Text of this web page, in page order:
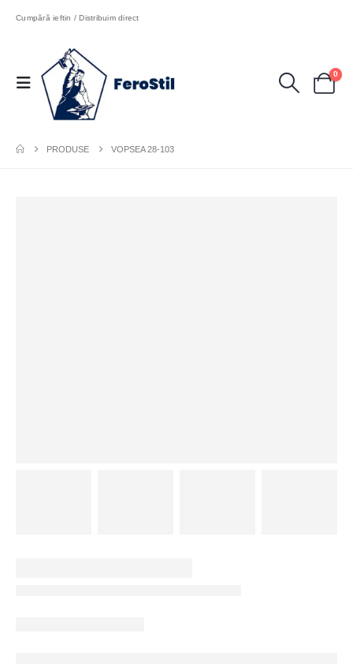
Cumpără ieftin / Distribuim direct
0
PRODUSE VOPSEA 28-103